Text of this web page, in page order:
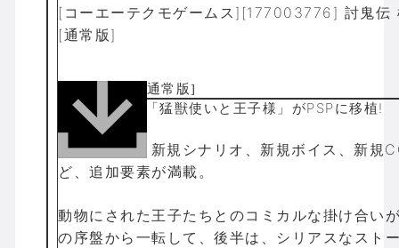
[コーエーテクモゲームス][177003776] 討鬼伝
[通常版]
PS2で人気の「猛獣使いと王子様」がPSPに移植!
PSP版では、新規シナリオ、新規ボイス、新規
ど、追加要素が満載。
動物にされた王子たちとのコミカルな掛け合い
の序盤から一転して、後半は、シリアスなスト